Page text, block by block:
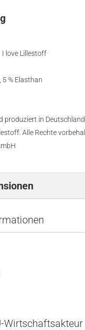
love Lillestoff
5 % Elasthan
produziert in Deutschland.
Alle Rechte
Wirtschaftsakteur